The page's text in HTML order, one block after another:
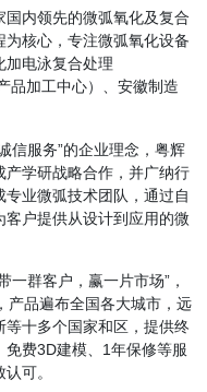
内领先的微弧氧化及复合
核心，专注微弧氧化设备
加电泳复合处理
品加工中心）、安徽制造
信服务”的企业理念，粤辉
学研战略合作，并广纳行
业微弧技术团队，通过自
客户提供从设计到应用的微
一群客户，赢一片市场”，
产品遍布全国各大城市，远
十多个国家和区，提供终
费3D建模、1年保修等服
可。